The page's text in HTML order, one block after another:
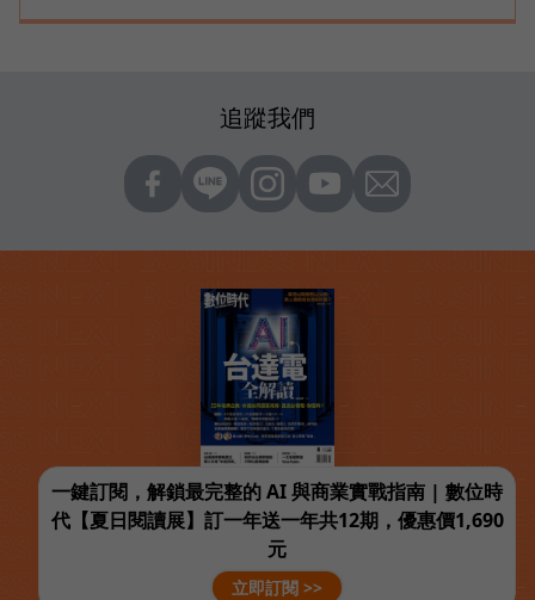
追蹤我們
一鍵訂閱，解鎖最完整的 AI 與商業實戰指南 | 數位時
代【夏日閱讀展】訂一年送一年共12期，優惠價1,690
元
立即訂閱 >>